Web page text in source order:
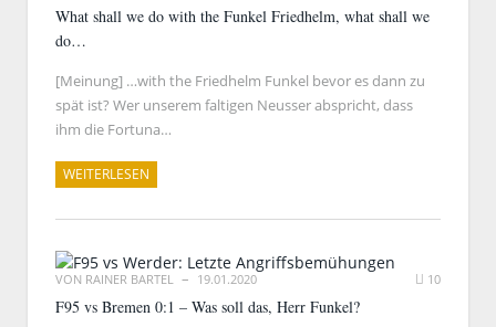
What shall we do with the Funkel Friedhelm, what shall we
do…
[Meinung] …with the Friedhelm Funkel bevor es dann zu
spät ist? Wer unserem faltigen Neusser abspricht, dass
ihm die Fortuna…
WEITERLESEN
VON RAINER BARTEL 19.01.2020 10
F95 vs Bremen 0:1 – Was soll das, Herr Funkel?